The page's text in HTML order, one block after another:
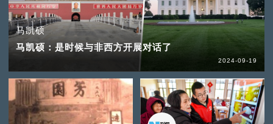
马凯硕
马凯硕：是时候与非西方开展对话了
2024-09-19